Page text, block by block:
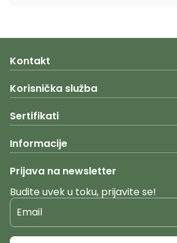
Kontakt
Korisnička služba
Sertifikati
Informacije
Prijava na newsletter
Budite uvek u toku, prijavite se!
Email